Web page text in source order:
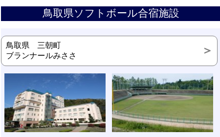
鳥取県ソフトボール合宿施設
鳥取県 三朝町
ブランナールみささ